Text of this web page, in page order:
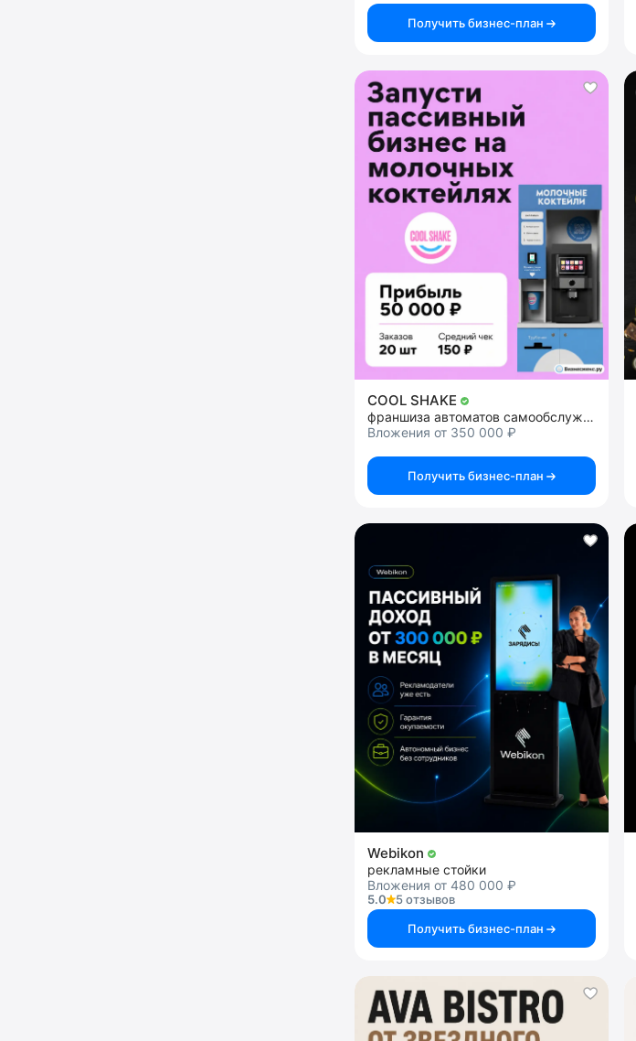
Получить бизнес-план
COOL SHAKE
франшиза автоматов самообслуживания
Вложения от 350 000 ₽
Получить бизнес-план
Webikon
рекламные стойки
Вложения от 480 000 ₽
5.0
5 отзывов
Получить бизнес-план